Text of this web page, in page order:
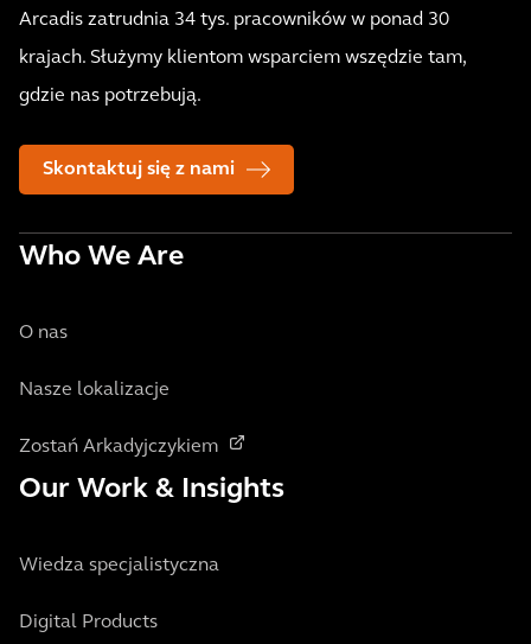
Arcadis zatrudnia 34 tys. pracowników w ponad 30
krajach. Służymy klientom wsparciem wszędzie tam,
gdzie nas potrzebują.
Skontaktuj się z nami
Who We Are
O nas
Nasze lokalizacje
Zostań Arkadyjczykiem
Our Work & Insights
Wiedza specjalistyczna
Digital Products